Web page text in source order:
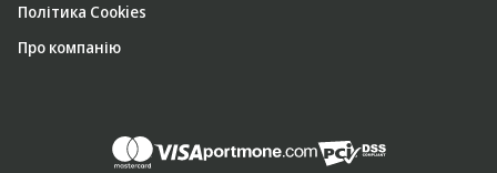
Політика Cookies
Про компанію